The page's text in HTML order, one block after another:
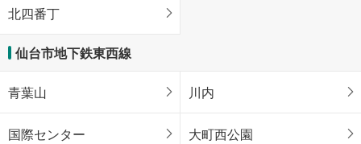
北四番丁
仙台市地下鉄東西線
青葉山 川内
国際センター 大町西公園